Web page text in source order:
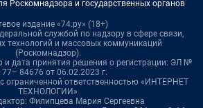
Роскомнадзора и государственных органов
издание «74.ру» (18+)
службой по надзору в сфере связи,
технологий и массовых коммуникаций
(Роскомнадзор).
и дата принятия решения о регистрации: ЭЛ №
84676 от 06.02.2023 г.
ограниченной ответственностью «ИНТЕРНЕТ
ТЕХНОЛОГИИ»
Филипцева Мария Сергеевна